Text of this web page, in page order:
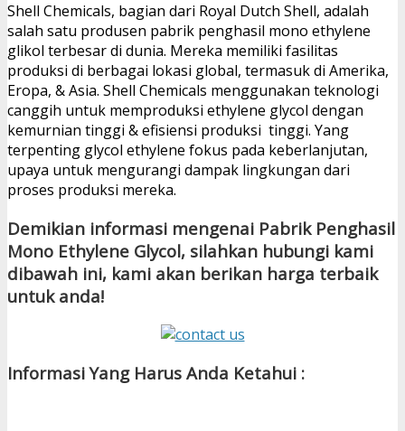
Shell Chemicals, bagian dari Royal Dutch Shell, adalah
salah satu produsen pabrik penghasil mono ethylene
glikol terbesar di dunia. Mereka memiliki fasilitas
produksi di berbagai lokasi global, termasuk di Amerika,
Eropa, & Asia. Shell Chemicals menggunakan teknologi
canggih untuk memproduksi ethylene glycol dengan
kemurnian tinggi & efisiensi produksi tinggi. Yang
terpenting glycol ethylene fokus pada keberlanjutan,
upaya untuk mengurangi dampak lingkungan dari
proses produksi mereka.
Demikian informasi mengenai Pabrik Penghasil
Mono Ethylene Glycol, silahkan hubungi kami
dibawah ini, kami akan berikan harga terbaik
untuk anda!
Informasi Yang Harus Anda Ketahui :